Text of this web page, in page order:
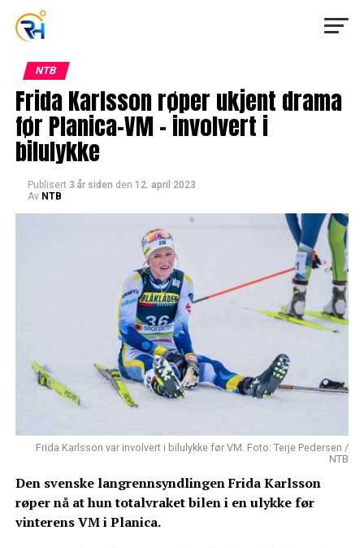
NTB
Frida Karlsson røper ukjent drama
før Planica-VM – involvert i
bilulykke
Publisert 3 år siden den 12. april 2023
Av NTB
Frida Karlsson var involvert i bilulykke før VM. Foto: Terje Pedersen /
NTB
Den svenske langrennsyndlingen Frida Karlsson
røper nå at hun totalvraket bilen i en ulykke før
vinterens VM i Planica.